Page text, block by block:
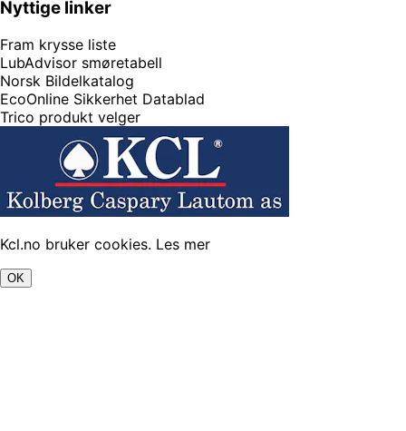
Nyttige linker
Fram krysse liste
LubAdvisor smøretabell
Norsk Bildelkatalog
EcoOnline Sikkerhet Datablad
Trico produkt velger
Kcl.no bruker cookies. Les mer
OK